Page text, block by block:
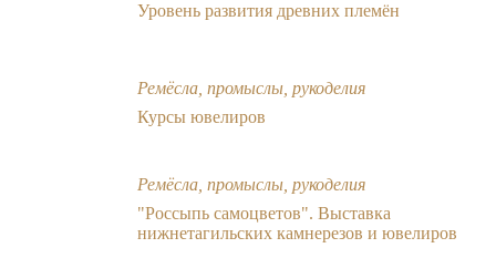
Уровень развития древних племён
Ремёсла, промыслы, рукоделия
Курсы ювелиров
Ремёсла, промыслы, рукоделия
"Россыпь самоцветов". Выставка
нижнетагильских камнерезов и ювелиров